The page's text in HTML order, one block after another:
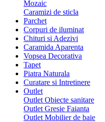
Mozaic
Caramizi de sticla
Parchet
Corpuri de iluminat
Chituri si Adezivi
Caramida Aparenta
Vopsea Decorativa
Tapet
Piatra Naturala
Curatare si Intretinere
Outlet
Outlet Obiecte sanitare
Outlet Gresie Faianta
Outlet Mobilier de baie